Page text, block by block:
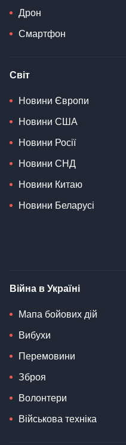
Дрон
Смартфон
Світ
Новини Європи
Новини США
Новини Росії
Новини СНД
Новини Китаю
Новини Беларусі
Війна в Україні
Мапа бойових дій
Вибухи
Перемовини
Зброя
Волонтери
Військова техніка